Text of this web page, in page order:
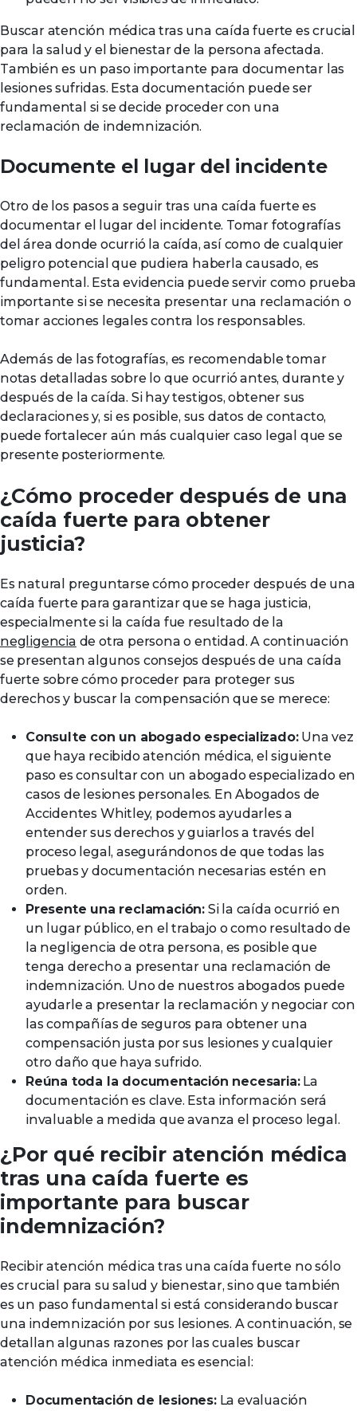
Buscar atención médica tras una caída fuerte es crucial
para la salud y el bienestar de la persona afectada.
También es un paso importante para documentar las
lesiones sufridas. Esta documentación puede ser
fundamental si se decide proceder con una
reclamación de indemnización.
Documente el lugar del incidente
Otro de los pasos a seguir tras una caída fuerte es
documentar el lugar del incidente. Tomar fotografías
del área donde ocurrió la caída, así como de cualquier
peligro potencial que pudiera haberla causado, es
fundamental. Esta evidencia puede servir como prueba
importante si se necesita presentar una reclamación o
tomar acciones legales contra los responsables.
Además de las fotografías, es recomendable tomar
notas detalladas sobre lo que ocurrió antes, durante y
después de la caída. Si hay testigos, obtener sus
declaraciones y, si es posible, sus datos de contacto,
puede fortalecer aún más cualquier caso legal que se
presente posteriormente.
¿Cómo proceder después de una
caída fuerte para obtener
justicia?
Es natural preguntarse cómo proceder después de una
caída fuerte para garantizar que se haga justicia,
especialmente si la caída fue resultado de la
negligencia de otra persona o entidad. A continuación
se presentan algunos consejos después de una caída
fuerte sobre cómo proceder para proteger sus
derechos y buscar la compensación que se merece:
Consulte con un abogado especializado:Una vez
que haya recibido atención médica, el siguiente
paso es consultar con un abogado especializado en
casos de lesiones personales. En Abogados de
Accidentes Whitley, podemos ayudarles a
entender sus derechos y guiarlos a través del
proceso legal, asegurándonos de que todas las
pruebas y documentación necesarias estén en
orden.
Presente una reclamación: Si la caída ocurrió en
un lugar público, en el trabajo o como resultado de
la negligencia de otra persona, es posible que
tenga derecho a presentar una reclamación de
indemnización. Uno de nuestros abogados puede
ayudarle a presentar la reclamación y negociar con
las compañías de seguros para obtener una
compensación justa por sus lesiones y cualquier
otro daño que haya sufrido.
Reúna toda la documentación necesaria:La
documentación es clave. Esta información será
invaluable a medida que avanza el proceso legal.
¿Por qué recibir atención médica
tras una caída fuerte es
importante para buscar
indemnización?
Recibir atención médica tras una caída fuerte no sólo
es crucial para su salud y bienestar, sino que también
es un paso fundamental si está considerando buscar
una indemnización por sus lesiones. A continuación, se
detallan algunas razones por las cuales buscar
atención médica inmediata es esencial:
Documentación de lesiones:La evaluación